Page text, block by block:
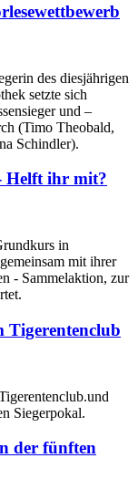
des diesjährigen
setzte sich
und –
(Timo Theobald,
Schindler).
Helft ihr mit?
in
mit ihrer
- Sammelaktion, zur
Tigerentenclub
Siegerpokal.
der fünften